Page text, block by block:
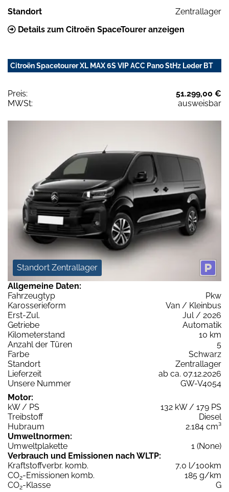
Standort
Zentrallager
Details zum Citroën SpaceTourer anzeigen
Citroën Spacetourer XL MAX 6S VIP ACC Pano StHz Leder BT
Preis:
51.299,00 €
MWSt:
ausweisbar
Standort Zentrallager
Allgemeine Daten:
Fahrzeugtyp
Pkw
Karosserieform
Van / Kleinbus
Erst-Zul.
Jul / 2026
Getriebe
Automatik
Kilometerstand
10 km
Anzahl der Türen
5
Farbe
Schwarz
Standort
Zentrallager
Lieferzeit
ab ca. 07.12.2026
Unsere Nummer
GW-V4054
Motor:
kW / PS
132 kW / 179 PS
Treibstoff
Diesel
Hubraum
2.184 cm³
Umweltnormen:
Umweltplakette
1 (None)
Verbrauch und Emissionen nach WLTP:
Kraftstoffverbr. komb.
7,0 l/100km
CO2-Emissionen komb.
185 g/km
CO2-Klasse
G